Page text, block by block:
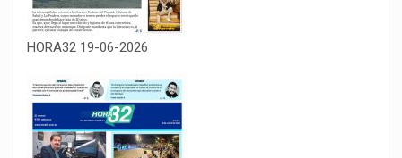
HORA32 19-06-2026